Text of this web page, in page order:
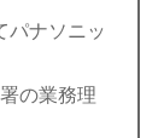
ナソニッ
の業務理